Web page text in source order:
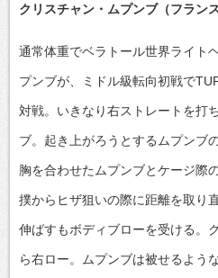
クリスチャン・ムプンブ（フランス
通常体重でベラトール世界ライト
プンブが、ミドル級転向初戦で
対戦。いきなり右ストレートを打
ブ。起き上がろうとするムプンブ
胸を合わせたムプンブとケージ際
撲からヒザ狙いの際に距離を取り
伸ばすもボディブローを受ける。
ら右ロー。ムプンブは被せるよう